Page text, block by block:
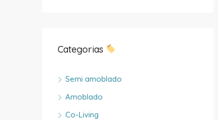
Categorias
Semi amoblado
Amoblado
Co-Living